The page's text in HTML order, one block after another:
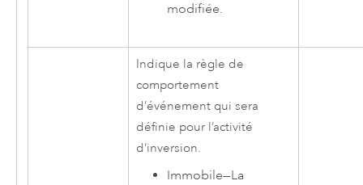
modifiée.
Indique la règle de
comportement
d’événement qui sera
définie pour l’activité
d’inversion.
Immobile—La